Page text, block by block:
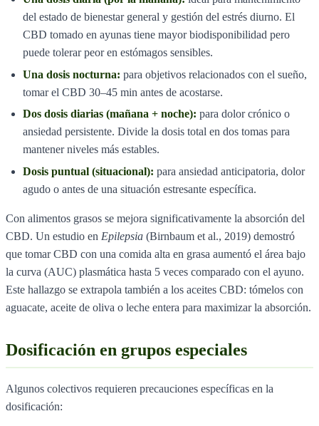
del estado de bienestar general y gestión del estrés diurno. El
CBD tomado en ayunas tiene mayor biodisponibilidad pero
puede tolerar peor en estómagos sensibles.
Una dosis nocturna: para objetivos relacionados con el sueño,
tomar el CBD 30–45 min antes de acostarse.
Dos dosis diarias (mañana + noche): para dolor crónico o
ansiedad persistente. Divide la dosis total en dos tomas para
mantener niveles más estables.
Dosis puntual (situacional): para ansiedad anticipatoria, dolor
agudo o antes de una situación estresante específica.
Con alimentos grasos se mejora significativamente la absorción del
CBD. Un estudio en Epilepsia (Birnbaum et al., 2019) demostró
que tomar CBD con una comida alta en grasa aumentó el área bajo
la curva (AUC) plasmática hasta 5 veces comparado con el ayuno.
Este hallazgo se extrapola también a los aceites CBD: tómelos con
aguacate, aceite de oliva o leche entera para maximizar la absorción.
Dosificación en grupos especiales
Algunos colectivos requieren precauciones específicas en la
dosificación: